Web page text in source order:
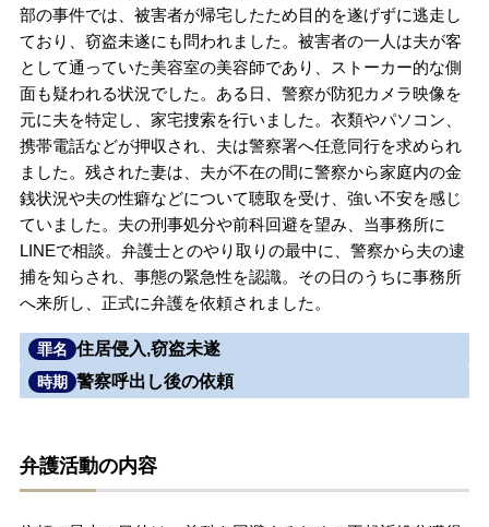
無料相談の口コミ評判
刑事事件について 知りたい方
刑事事件データベース
部の事件では、被害者が帰宅したため目的を遂げずに逃走し
ており、窃盗未遂にも問われました。被害者の一人は夫が客
として通っていた美容室の美容師であり、ストーカー的な側
面も疑われる状況でした。ある日、警察が防犯カメラ映像を
元に夫を特定し、家宅捜索を行いました。衣類やパソコン、
携帯電話などが押収され、夫は警察署へ任意同行を求められ
ました。残された妻は、夫が不在の間に警察から家庭内の金
銭状況や夫の性癖などについて聴取を受け、強い不安を感じ
ていました。夫の刑事処分や前科回避を望み、当事務所に
LINEで相談。弁護士とのやり取りの最中に、警察から夫の逮
捕を知らされ、事態の緊急性を認識。その日のうちに事務所
へ来所し、正式に弁護を依頼されました。
罪名 住居侵入,窃盗未遂
時期 警察呼出し後の依頼
弁護活動の内容